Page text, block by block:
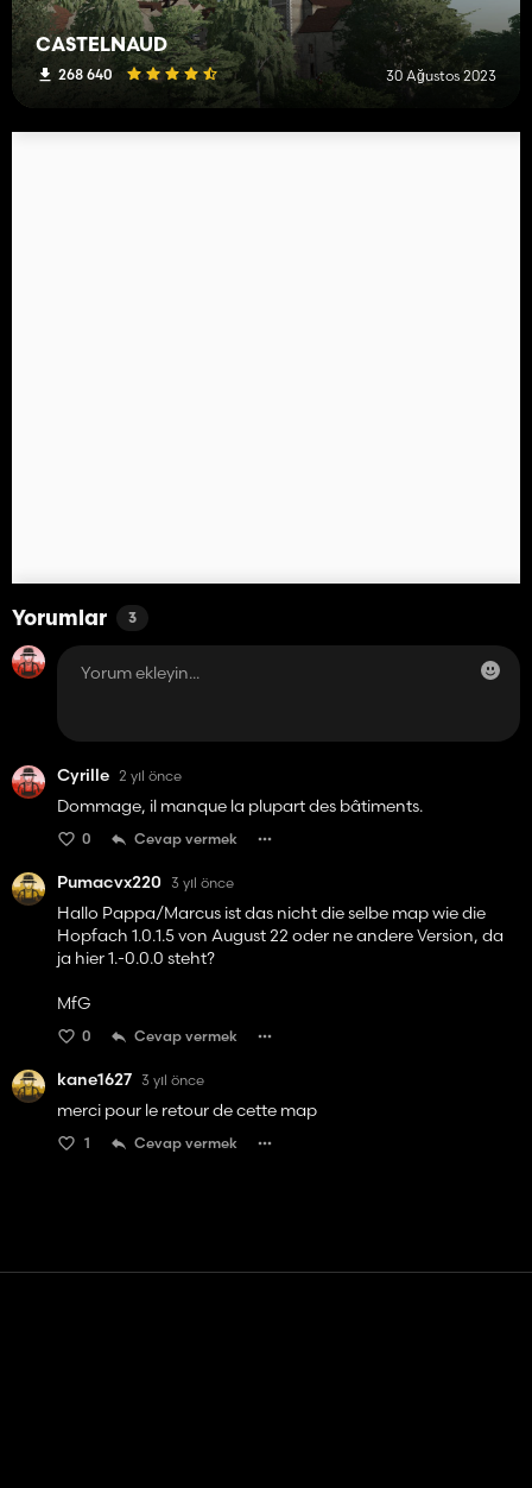
CASTELNAUD
268 640 30 Ağustos 2023
Yorumlar 3
Cyrille 2 yıl önce
Dommage, il manque la plupart des bâtiments.
0 Cevap vermek
Pumacvx220 3 yıl önce
Hallo Pappa/Marcus ist das nicht die selbe map wie die
Hopfach 1.0.1.5 von August 22 oder ne andere Version, da
ja hier 1.-0.0.0 steht?
MfG
0 Cevap vermek
kane1627 3 yıl önce
merci pour le retour de cette map
1 Cevap vermek